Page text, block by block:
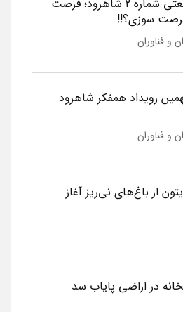
شهرک صنعتی شماره 2 شاهرود؛ فرصت
سوزی؟!!
و فناوران
رویداد همفکر شاهرود
و فناوران
از باغ‌های نی‌ریز آغاز
در اراضی پایاب سد